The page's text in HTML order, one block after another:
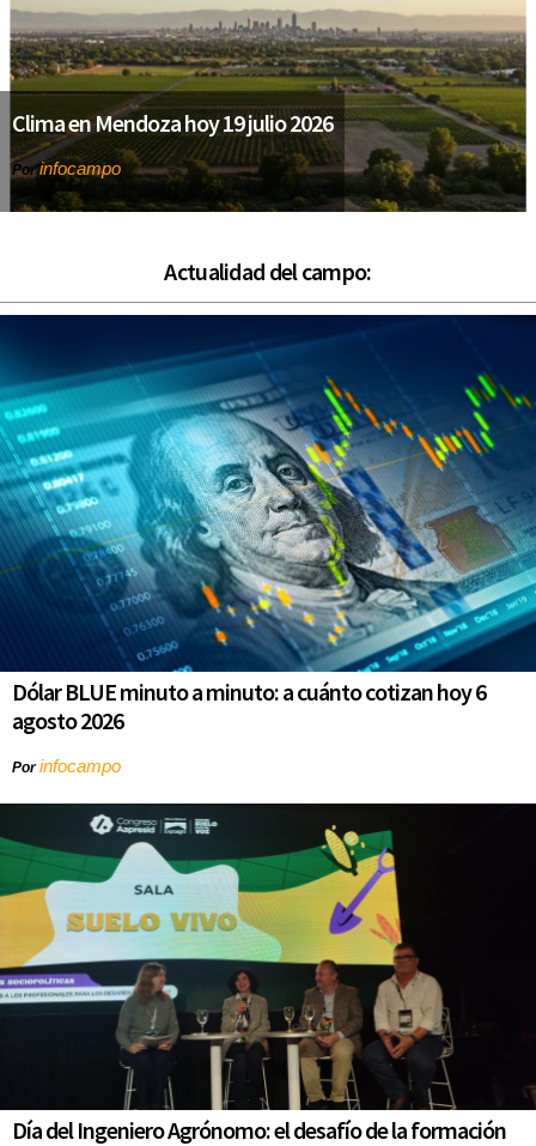
Clima en Mendoza hoy 19 julio 2026
Porinfocampo
Actualidad del campo:
Dólar BLUE minuto a minuto: a cuánto cotizan hoy 6
agosto 2026
Porinfocampo
Día del Ingeniero Agrónomo: el desafío de la formación